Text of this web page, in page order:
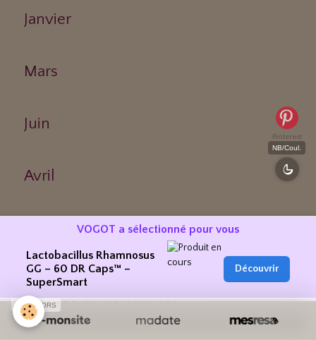
Janvier
Mars
Juin
Avril
Abondance
Chèque d'Abondance.
Pinterest
NB/Coul.
VOGOT a sélectionné pour vous
Lactobacillus Rhamnosus
GG – 60 DR Caps™ –
SuperSmart
Découvrir
SPONSORS